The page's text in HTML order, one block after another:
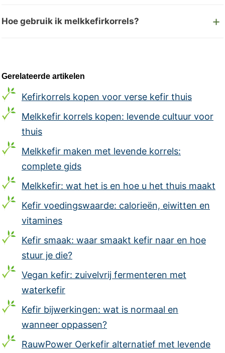
Hoe gebruik ik melkkefirkorrels?
Gerelateerde artikelen
Kefirkorrels kopen voor verse kefir thuis
Melkkefir korrels kopen: levende cultuur voor
thuis
Melkkefir maken met levende korrels:
complete gids
Melkkefir: wat het is en hoe u het thuis maakt
Kefir voedingswaarde: calorieën, eiwitten en
vitamines
Kefir smaak: waar smaakt kefir naar en hoe
stuur je die?
Vegan kefir: zuivelvrij fermenteren met
waterkefir
Kefir bijwerkingen: wat is normaal en
wanneer oppassen?
RauwPower Oerkefir alternatief met levende